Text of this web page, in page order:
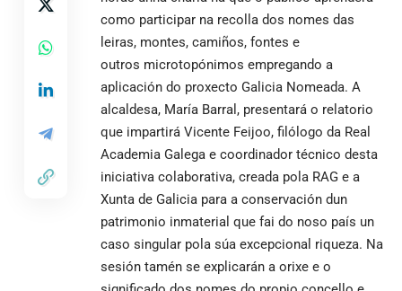
como participar na recolla dos nomes das
leiras, montes, camiños, fontes e
outros microtopónimos empregando a
aplicación do proxecto Galicia Nomeada. A
alcaldesa, María Barral, presentará o relatorio
que impartirá Vicente Feijoo, filólogo da Real
Academia Galega e coordinador técnico desta
iniciativa colaborativa, creada pola RAG e a
Xunta de Galicia para a conservación dun
patrimonio inmaterial que fai do noso país un
caso singular pola súa excepcional riqueza. Na
sesión tamén se explicarán a orixe e o